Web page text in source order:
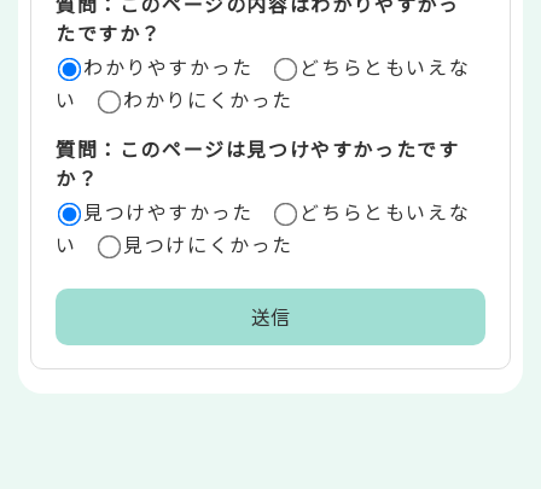
リ
ア
たですか？
わかりやすかった
どちらともいえな
い
わかりにくかった
質問：このページは見つけやすかったです
か？
見つけやすかった
どちらともいえな
い
見つけにくかった